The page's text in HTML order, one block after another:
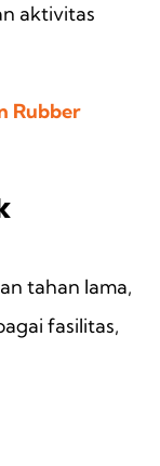
aktivitas
Rubber
tahan lama,
fasilitas,